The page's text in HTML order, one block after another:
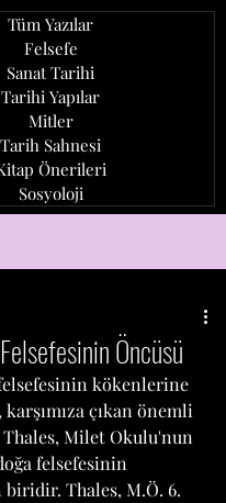
Tüm Yazılar
Felsefe
Sanat Tarihi
Tarihi Yapılar
Mitler
Tarih Sahnesi
Önerileri
Sosyoloji
Öncüsü
kökenlerine
karşımıza çıkan önemli
Milet Okulu'nun
felsefesinin
Thales, M.Ö. 6.